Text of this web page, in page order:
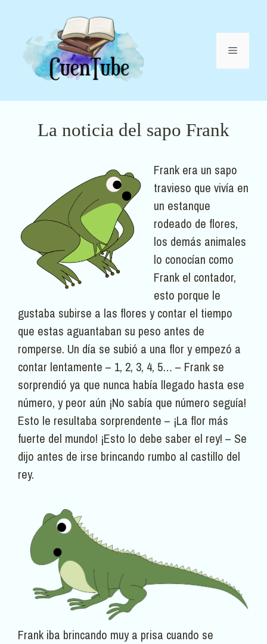
contenido
Menú
La noticia del sapo Frank
Frank era un sapo
travieso que vivía en
un estanque
rodeado de flores,
los demás animales
lo conocían como
Frank el contador,
esto porque le
gustaba subirse a las flores y contar el tiempo
que estas aguantaban su peso antes de
romperse. Un día se subió a una flor y empezó a
contar lentamente – 1, 2, 3, 4, 5… – Frank se
sorprendió ya que nunca había llegado hasta ese
número, y peor aún ¡No sabía que número seguía!
Esto le resultaba sorprendente – ¡La flor más
fuerte del mundo! ¡Esto lo debe saber el rey! – Se
dijo antes de irse brincando rumbo al castillo del
rey.
Frank iba brincando muy a prisa cuando se